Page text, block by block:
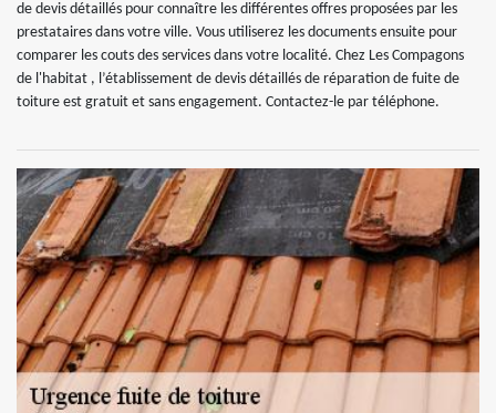
de devis détaillés pour connaître les différentes offres proposées par les
prestataires dans votre ville. Vous utiliserez les documents ensuite pour
comparer les couts des services dans votre localité. Chez Les Compagons
de l'habitat , l’établissement de devis détaillés de réparation de fuite de
toiture est gratuit et sans engagement. Contactez-le par téléphone.